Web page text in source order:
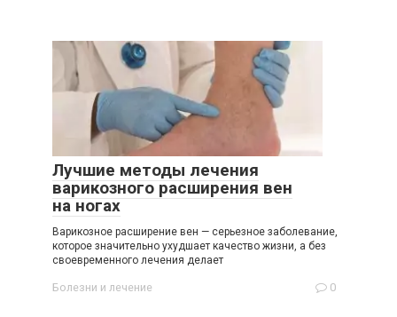
Лучшие методы лечения
варикозного расширения вен
на ногах
Варикозное расширение вен — серьезное заболевание,
которое значительно ухудшает качество жизни, а без
своевременного лечения делает
Болезни и лечение 0